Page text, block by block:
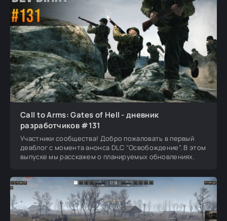
Call to Arms: Gates of Hell - дневник
разработчиков #131
Участники сообщества! Добро пожаловать в первый
девблог с момента анонса DLC "Освобождение”. В этом
выпуске мы расскажем о планируемых обновлениях.